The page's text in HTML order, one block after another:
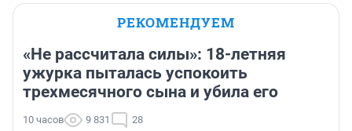
РЕКОМЕНДУЕМ
«Не рассчитала силы»: 18-летняя
ужурка пыталась успокоить
трехмесячного сына и убила его
10 часов 9 831 28